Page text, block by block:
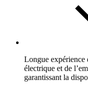
Longue expérience
électrique et de
garantissant la